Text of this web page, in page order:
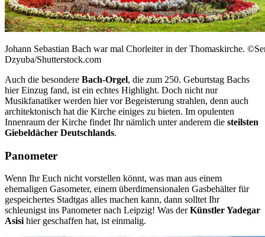
Johann Sebastian Bach war mal Chorleiter in der Thomaskirche.
Dzyuba/Shutterstock.com
Auch die besondere Bach-Orgel, die zum 250. Geburtstag Bachs
hier Einzug fand, ist ein echtes Highlight. Doch nicht nur
Musikfanatiker werden hier vor Begeisterung strahlen, denn auch
architektonisch hat die Kirche einiges zu bieten. Im opulenten
Innenraum der Kirche findet Ihr nämlich unter anderem die steilsten
Giebeldächer Deutschlands.
Panometer
Wenn Ihr Euch nicht vorstellen könnt, was man aus einem
ehemaligen Gasometer, einem überdimensionalen Gasbehälter für
gespeichertes Stadtgas alles machen kann, dann solltet Ihr
schleunigst ins Panometer nach Leipzig! Was derKünstler Yadegar
Asisi hier geschaffen hat, ist einmalig.